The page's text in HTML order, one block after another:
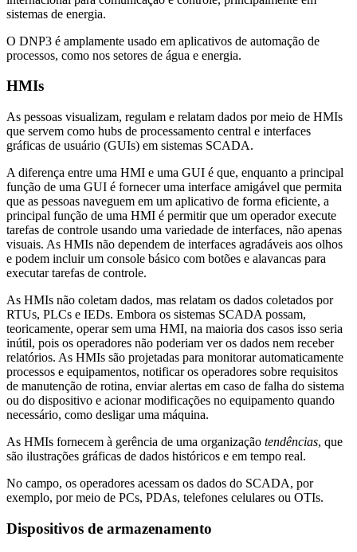
sistemas de energia.
O DNP3 é amplamente usado em aplicativos de automação de
processos, como nos setores de água e energia.
HMIs
As pessoas visualizam, regulam e relatam dados por meio de HMIs
que servem como hubs de processamento central e interfaces
gráficas de usuário (GUIs) em sistemas SCADA.
A diferença entre uma HMI e uma GUI é que, enquanto a principal
função de uma GUI é fornecer uma interface amigável que permita
que as pessoas naveguem em um aplicativo de forma eficiente, a
principal função de uma HMI é permitir que um operador execute
tarefas de controle usando uma variedade de interfaces, não apenas
visuais. As HMIs não dependem de interfaces agradáveis aos olhos
e podem incluir um console básico com botões e alavancas para
executar tarefas de controle.
As HMIs não coletam dados, mas relatam os dados coletados por
RTUs, PLCs e IEDs. Embora os sistemas SCADA possam,
teoricamente, operar sem uma HMI, na maioria dos casos isso seria
inútil, pois os operadores não poderiam ver os dados nem receber
relatórios. As HMIs são projetadas para monitorar automaticamente
processos e equipamentos, notificar os operadores sobre requisitos
de manutenção de rotina, enviar alertas em caso de falha do sistema
ou do dispositivo e acionar modificações no equipamento quando
necessário, como desligar uma máquina.
As HMIs fornecem à gerência de uma organização tendências, que
são ilustrações gráficas de dados históricos e em tempo real.
No campo, os operadores acessam os dados do SCADA, por
exemplo, por meio de PCs, PDAs, telefones celulares ou OTIs.
Dispositivos de armazenamento